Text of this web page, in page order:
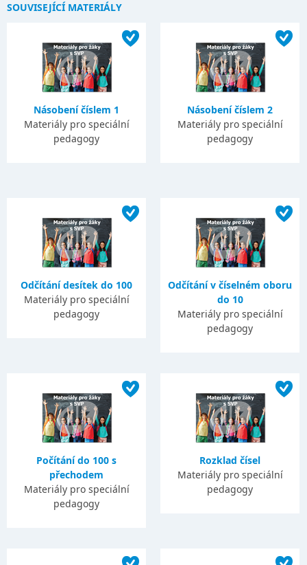
SOUVISEJÍCÍ MATERIÁLY
Násobení číslem 1
Materiály pro speciální
pedagogy
Násobení číslem 2
Materiály pro speciální
pedagogy
Odčítání desítek do 100
Materiály pro speciální
pedagogy
Odčítání v číselném oboru
do 10
Materiály pro speciální
pedagogy
Počítání do 100 s
přechodem
Materiály pro speciální
pedagogy
Rozklad čísel
Materiály pro speciální
pedagogy